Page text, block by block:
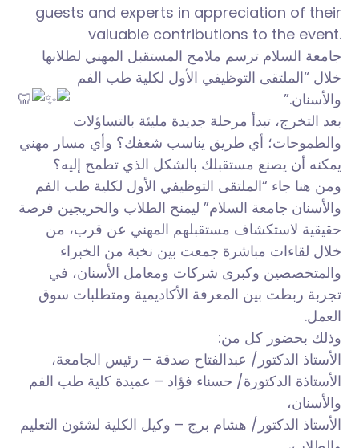
guests and experts in appreciation of their
valuable contributions to the event.
جامعة السلام ترسم ملامح المستقبل المهني لطلابها
خلال “الملتقى التوظيفي الأول لكلية طب الفم
والأسنان.”
بعد التخرج، تبدأ مرحلة جديدة مليئة بالتساؤلات
والطموحات؛ أي طريق يناسب شغفك؟ وأي مسار مهني
يمكنه أن يصنع مستقبلك بالشكل الذي تطمح إليه؟
ومن هنا جاء “الملتقى التوظيفي الأول لكلية طب الفم
والأسنان جامعة السلام” ليمنح الطلاب والخريجين فرصة
حقيقية لاستكشاف مستقبلهم المهني عن قرب، من
خلال لقاءات مباشرة جمعت بين نخبة من الخبراء
والمتخصصين وكبرى شركات ومعامل الأسنان، في
تجربة ربطت بين المعرفة الأكاديمية ومتطلبات سوق
العمل.
وذلك بحضور كل من:
الأستاذ الدكتور/ عبدالفتاح صدقة – رئيس الجامعة،
الأستاذة الدكتورة/ حسناء فؤاد – عميدة كلية طب الفم
والأسنان،
الأستاذ الدكتور/ هشام برج – وكيل الكلية لشئون التعليم